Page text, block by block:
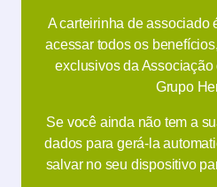
A carteirinha de associado
acessar todos os
exclusivos da
Grupo
Se você ainda não tem a
dados para gerá-la
salvar no seu dispositivo